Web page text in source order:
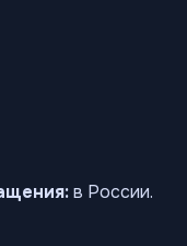
в России.